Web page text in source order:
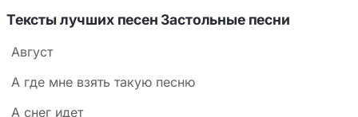
Тексты лучших песен Застольные песни
Август
А где мне взять такую песню
А снег идет